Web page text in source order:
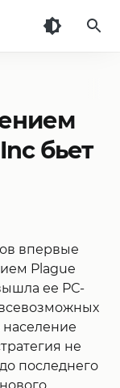
бьет
впервые
Plague
ее РС-
не
последнего